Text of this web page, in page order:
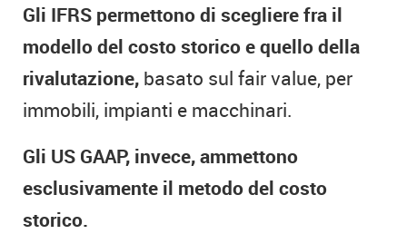
Gli IFRS permettono di scegliere fra il
modello del costo storico e quello della
rivalutazione, basato sul fair value, per
immobili, impianti e macchinari.
Gli US GAAP, invece, ammettono
esclusivamente il metodo del costo
storico.